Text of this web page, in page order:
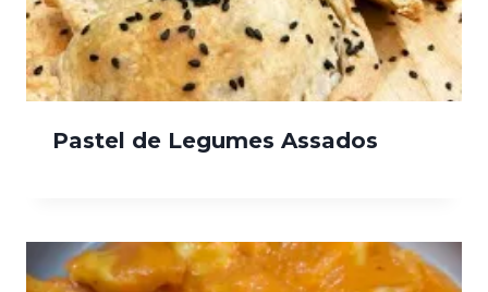
Pastel de Legumes Assados